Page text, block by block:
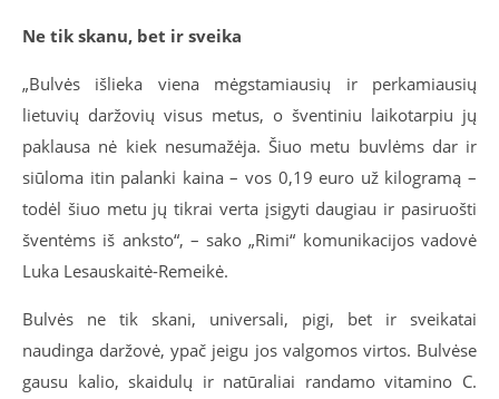
Ne tik skanu, bet ir sveika
„Bulvės išlieka viena mėgstamiausių ir perkamiausių
lietuvių daržovių visus metus, o šventiniu laikotarpiu jų
paklausa nė kiek nesumažėja. Šiuo metu buvlėms dar ir
siūloma itin palanki kaina – vos 0,19 euro už kilogramą –
todėl šiuo metu jų tikrai verta įsigyti daugiau ir pasiruošti
šventėms iš anksto“, – sako „Rimi“ komunikacijos vadovė
Luka Lesauskaitė-Remeikė.
Bulvės ne tik skani, universali, pigi, bet ir sveikatai
naudinga daržovė, ypač jeigu jos valgomos virtos. Bulvėse
gausu kalio, skaidulų ir natūraliai randamo vitamino C.